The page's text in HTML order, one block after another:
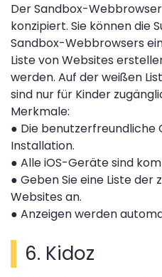
Der Sandbox-
konzipiert. Sie können die
Sandbox-Webbrowsers
Liste von Websites
werden. Auf der weißen
sind nur für Kinder
Merkmale:
● Die
Installation.
● Alle iOS-Geräte sind
● Geben Sie eine Liste der
Websites an.
● Anzeigen werden
6. Kidoz